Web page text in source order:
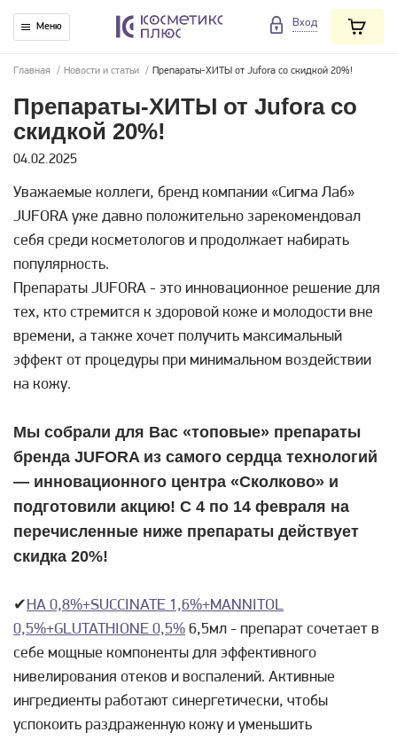
Меню Вход
Главная / Новости и статьи / Препараты-ХИТЫ от Jufora со скидкой 20%!
Препараты-ХИТЫ от Jufora со
скидкой 20%!
04.02.2025
Уважаемые коллеги, бренд компании «Сигма Лаб»
JUFORA уже давно положительно зарекомендовал
себя среди косметологов и продолжает набирать
популярность.
Препараты JUFORA - это инновационное решение для
тех, кто стремится к здоровой коже и молодости вне
времени, а также хочет получить максимальный
эффект от процедуры при минимальном воздействии
на кожу.
Мы собрали для Вас «топовые» препараты
бренда JUFORA из самого сердца технологий
— инновационного центра «Сколково» и
подготовили акцию! С 4 по 14 февраля на
перечисленные ниже препараты действует
скидка 20%!
✔HA 0,8%+SUCCINATE 1,6%+MANNITOL
0,5%+GLUTATHIONE 0,5% 6,5мл - препарат сочетает в
себе мощные компоненты для эффективного
нивелирования отеков и воспалений. Активные
ингредиенты работают синергетически, чтобы
успокоить раздраженную кожу и уменьшить